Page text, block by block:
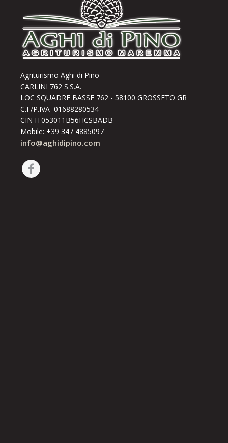
Agriturismo Aghi di Pino
CARLINI 762 S.S.A.
LOC SQUADRE BASSE 762 - 58100 GROSSETO GR
C.F/P.IVA 01688280534
CIN IT053011B56HCSBADB
Mobile: +39 347 4885097
info@aghidipino.com